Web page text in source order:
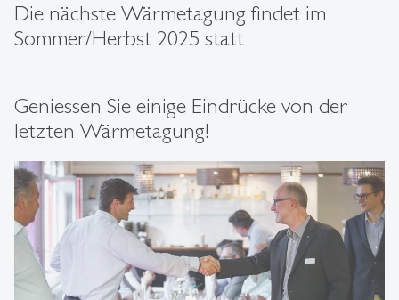
Die nächste Wärmetagung findet im
Sommer/Herbst 2025 statt
Geniessen Sie einige Eindrücke von der
letzten Wärmetagung!